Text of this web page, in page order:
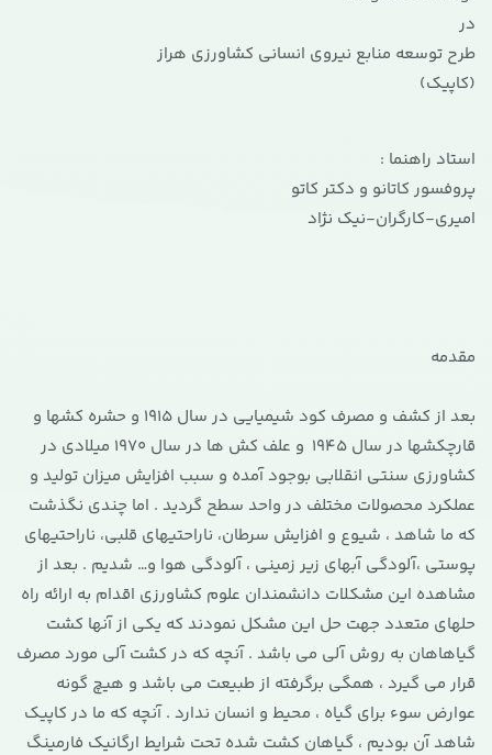
در
طرح توسعه منابع نیروی انسانی کشاورزی هراز
(کاپیک)
استاد راهنما :
پروفسور کاتانو و دکتر کاتو
امیری-کارگران-نیک نژاد
مقدمه
بعد از کشف و مصرف کود شیمیایی در سال 1915 و حشره کشها و
قارچکشها در سال 1945 و علف کش ها در سال 1970 میلادی در
کشاورزی سنتی انقلابی بوجود آمده و سبب افزایش میزان تولید و
عملکرد محصولات مختلف در واحد سطح گردید . اما چندی نگذشت
که ما شاهد ، شیوع و افزایش سرطان، ناراحتیهای قلبی، ناراحتیهای
پوستی ،آلودگی آبهای زیر زمینی ، آلودگی هوا و… شدیم . بعد از
مشاهده این مشکلات دانشمندان علوم کشاورزی اقدام به ارائه راه
حلهای متعدد جهت حل این مشکل نمودند که یکی از آنها کشت
گیاهاهان به روش آلی می باشد . آنچه که در کشت آلی مورد مصرف
قرار می گیرد ، همگی برگرفته از طبیعت می باشد و هیچ گونه
عوارض سوء برای گیاه ، محیط و انسان ندارد . آنچه که ما در کاپیک
شاهد آن بودیم ، گیاهان کشت شده تحت شرایط ارگانیک فارمینگ